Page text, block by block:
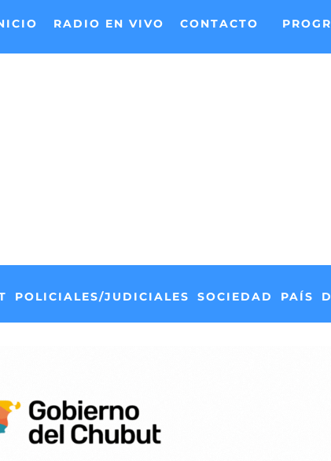
RADIO EN VIVO CONTACTO
POLICIALES/JUDICIALES SOCIEDAD PAÍS